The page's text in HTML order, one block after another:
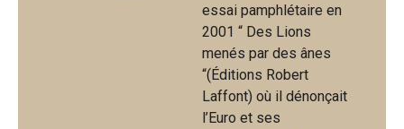
essai pamphlétaire en
2001 “ Des Lions
menés par des ânes
“(Éditions Robert
Laffont) où il dénonçait
l’Euro et ses